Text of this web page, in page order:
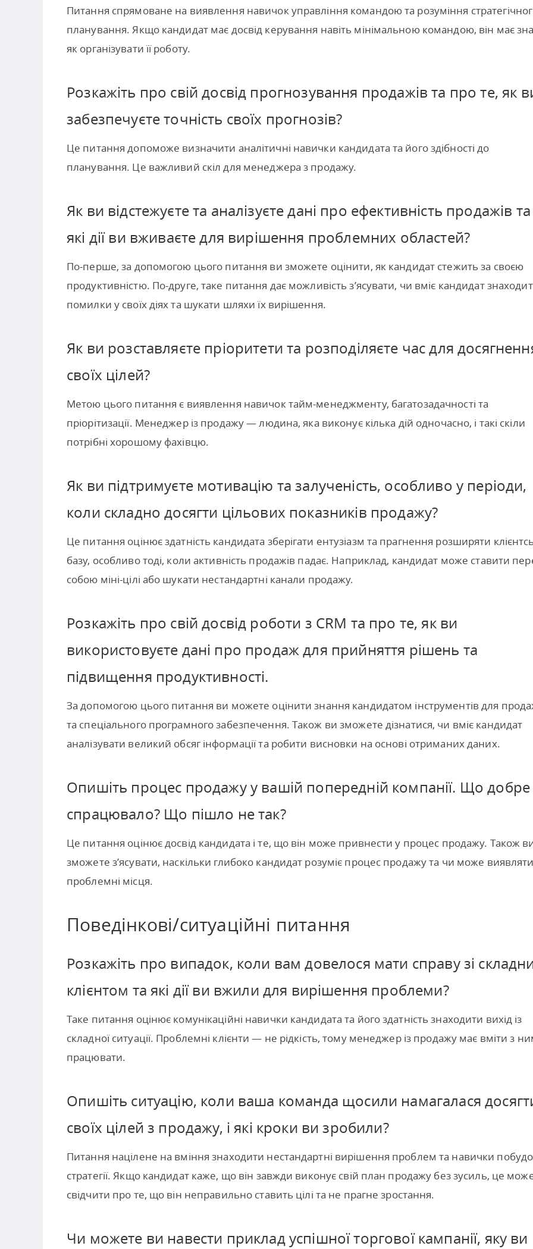
Питання спрямоване на виявлення навичок управління командою та розуміння
планування. Якщо кандидат має досвід керування навіть мінімальною командою, він має
як організувати її роботу.
Розкажіть про свій досвід прогнозування продажів та про те, як
забезпечуєте точність своїх прогнозів?
Це питання допоможе визначити аналітичні навички кандидата та його здібності до
планування. Це важливий скіл для менеджера з продажу.
Як ви відстежуєте та аналізуєте дані про ефективність продажів та
які дії ви вживаєте для вирішення проблемних областей?
По-перше, за допомогою цього питання ви зможете оцінити, як кандидат стежить за своєю
продуктивністю. По-друге, таке питання дає можливість з’ясувати, чи вміє кандидат
помилки у своїх діях та шукати шляхи їх вирішення.
Як ви розставляєте пріоритети та розподіляєте час для
своїх цілей?
Метою цього питання є виявлення навичок тайм-менеджменту, багатозадачності та
пріорітизації. Менеджер із продажу — людина, яка виконує кілька дій одночасно, і такі скіли
потрібні хорошому фахівцю.
Як ви підтримуєте мотивацію та залученість, особливо у періоди,
коли складно досягти цільових показників продажу?
Це питання оцінює здатність кандидата зберігати ентузіазм та прагнення розширяти
базу, особливо тоді, коли активність продажів падає. Наприклад, кандидат може ставити
собою міні-цілі або шукати нестандартні канали продажу.
Розкажіть про свій досвід роботи з CRM та про те, як ви
використовуєте дані про продаж для прийняття рішень та
підвищення продуктивності.
За допомогою цього питання ви можете оцінити знання кандидатом інструментів для
та спеціального програмного забезпечення. Також ви зможете дізнатися, чи вміє кандидат
аналізувати великий обсяг інформації та робити висновки на основі отриманих даних.
Опишіть процес продажу у вашій попередній компанії. Що добре
спрацювало? Що пішло не так?
Це питання оцінює досвід кандидата і те, що він може привнести у процес продажу. Також
зможете з’ясувати, наскільки глибоко кандидат розуміє процес продажу та чи може
проблемні місця.
Поведінкові/ситуаційні питання
Розкажіть про випадок, коли вам довелося мати справу зі
клієнтом та які дії ви вжили для вирішення проблеми?
Таке питання оцінює комунікаційні навички кандидата та його здатність знаходити вихід із
складної ситуації. Проблемні клієнти — не рідкість, тому менеджер із продажу має вміти з
працювати.
Опишіть ситуацію, коли ваша команда щосили намагалася
своїх цілей з продажу, і які кроки ви зробили?
Питання націлене на вміння знаходити нестандартні вирішення проблем та навички
стратегії. Якщо кандидат каже, що він завжди виконує свій план продажу без зусиль, це
свідчити про те, що він неправильно ставить цілі та не прагне зростання.
Чи можете ви навести приклад успішної торгової кампанії, яку ви